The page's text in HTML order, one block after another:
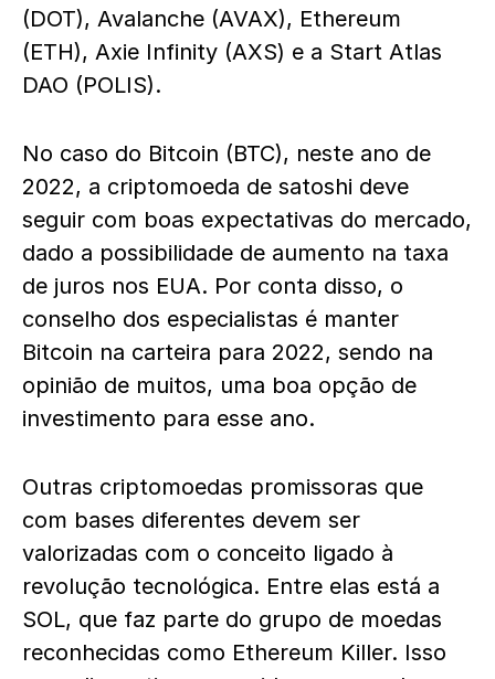
(DOT), Avalanche (AVAX), Ethereum
(ETH), Axie Infinity (AXS) e a Start Atlas
DAO (POLIS).
No caso do Bitcoin (BTC), neste ano de
2022, a criptomoeda de satoshi deve
seguir com boas expectativas do mercado,
dado a possibilidade de aumento na taxa
de juros nos EUA. Por conta disso, o
conselho dos especialistas é manter
Bitcoin na carteira para 2022, sendo na
opinião de muitos, uma boa opção de
investimento para esse ano.
Outras criptomoedas promissoras que
com bases diferentes devem ser
valorizadas com o conceito ligado à
revolução tecnológica. Entre elas está a
SOL, que faz parte do grupo de moedas
reconhecidas como Ethereum Killer. Isso